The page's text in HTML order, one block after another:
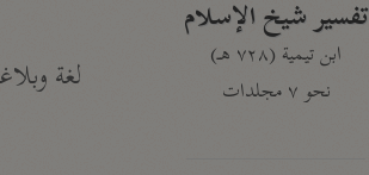
تفسير شيخ الإسلام
ابن تيمية (٧٢٨ هـ)
نحو ٧ مجلدات
لغة